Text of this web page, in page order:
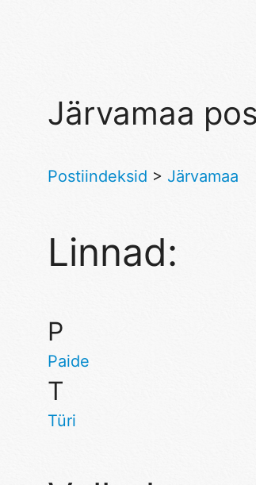
Järvamaa
Postiindeksid > Järvamaa
Linnad:
P
Paide
T
Türi